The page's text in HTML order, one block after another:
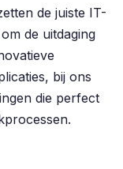
de juiste IT-
de uitdaging
bij ons
die perfect